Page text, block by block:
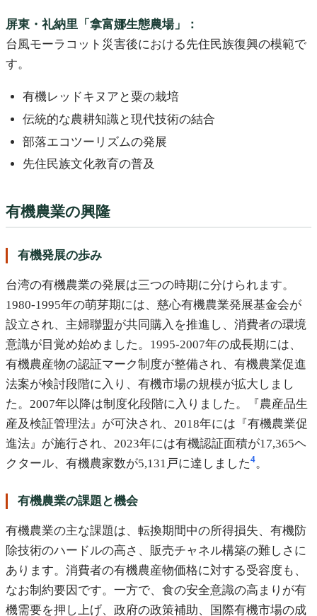
屏東・礼納里「拿富娜生態農場」：
台風モーラコット災害後における先住民族復興の模範で
す。
有機レッドキヌアと粟の栽培
伝統的な農耕知識と現代技術の結合
部落エコツーリズムの発展
先住民族文化教育の普及
有機農業の興隆
有機発展の歩み
台湾の有機農業の発展は三つの時期に分けられます。
1980-1995年の萌芽期には、慈心有機農業発展基金会が
設立され、主婦聯盟が共同購入を推進し、消費者の環境
意識が目覚め始めました。1995-2007年の成長期には、
有機農産物の認証マーク制度が整備され、有機農業促進
法案が検討段階に入り、有機市場の規模が拡大しまし
た。2007年以降は制度化段階に入りました。『農産品生
産及検証管理法』が可決され、2018年には『有機農業促
進法』が施行され、2023年には有機認証面積が17,365ヘ
クタール、有機農家数が5,131戸に達しました4。
有機農業の課題と機会
有機農業の主な課題は、転換期間中の所得損失、有機防
除技術のハードルの高さ、販売チャネル構築の難しさに
あります。消費者の有機農産物価格に対する受容度も、
なお制約要因です。一方で、食の安全意識の高まりが有
機需要を押し上げ、政府の政策補助、国際有機市場の成